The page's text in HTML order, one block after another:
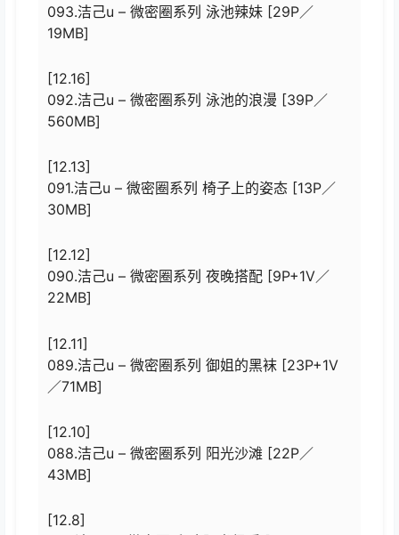
093.洁己u – 微密圈系列 泳池辣妹 [29P／
19MB]
[12.16]
092.洁己u – 微密圈系列 泳池的浪漫 [39P／
560MB]
[12.13]
091.洁己u – 微密圈系列 椅子上的姿态 [13P／
30MB]
[12.12]
090.洁己u – 微密圈系列 夜晚搭配 [9P+1V／
22MB]
[12.11]
089.洁己u – 微密圈系列 御姐的黑袜 [23P+1V
／71MB]
[12.10]
088.洁己u – 微密圈系列 阳光沙滩 [22P／
43MB]
[12.8]